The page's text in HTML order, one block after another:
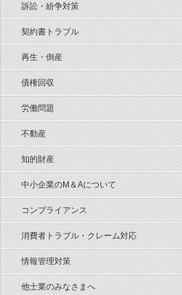
訴訟・紛争対策
契約書トラブル
再生・倒産
債権回収
労働問題
不動産
知的財産
中小企業のM＆Aについて
コンプライアンス
消費者トラブル・クレーム対応
情報管理対策
他士業のみなさまへ